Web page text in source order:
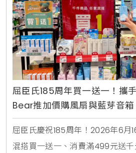
屈臣氏185周年買一送一！攜
Bear推加價購風扇與藍芽音
快閃店盛大開幕
屈臣氏慶祝185周年！2026年6月
混搭買一送一、消費滿499元送千